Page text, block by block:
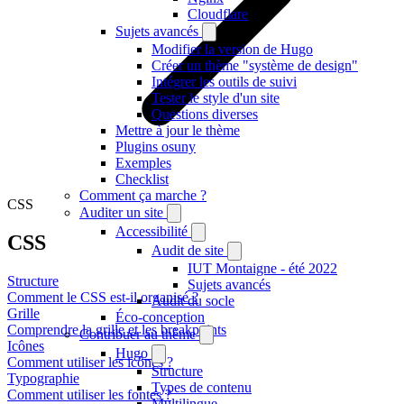
Cloudflare
Sujets avancés
Modifier la version de Hugo
Créer un thème "système de design"
Intégrer les outils de suivi
Tester le style d'un site
Questions diverses
Mettre à jour le thème
Plugins osuny
Exemples
Checklist
Comment ça marche ?
Auditer un site
Accessibilité
Audit de site
IUT Montaigne - été 2022
Sujets avancés
Audit du socle
Éco-conception
Contribuer au thème
Hugo
Structure
Types de contenu
CSS
CSS
Structure
Comment le CSS est-il organisé ?
Grille
Comprendre la grille et les breakpoints
Icônes
Comment utiliser les icônes ?
Typographie
Comment utiliser les fontes ?